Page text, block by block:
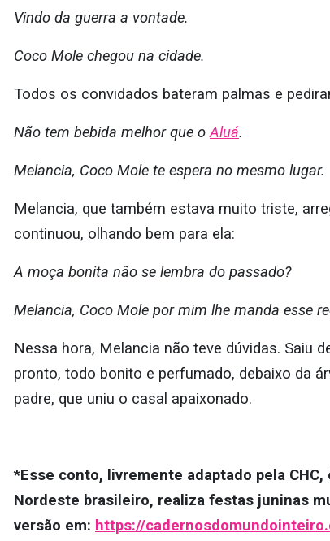
Vindo da guerra a vontade.
Coco Mole chegou na cidade.
Todos os convidados bateram palmas e
Não tem bebida melhor que o Aluá.
Melancia, Coco Mole te espera no mesmo lugar.
Melancia, que também estava muito triste,
continuou, olhando bem para ela:
A moça bonita não se lembra do passado?
Melancia, Coco Mole por mim lhe manda esse
Nessa hora, Melancia não teve dúvidas. Saiu
pronto, todo bonito e perfumado, debaixo da
padre, que uniu o casal apaixonado.
*Esse conto, livremente adaptado pela
Nordeste brasileiro, realiza festas juninas
versão em: https://